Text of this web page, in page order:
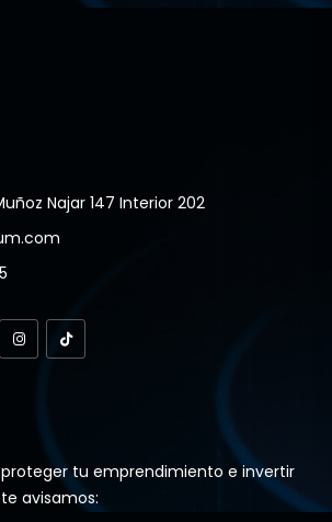
Najar 147 Interior 202
tu emprendimiento e invertir
avisamos: